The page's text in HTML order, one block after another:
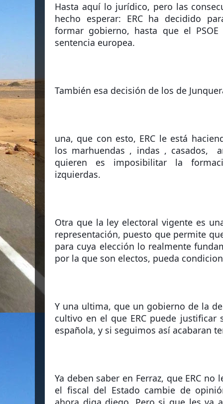
Hasta aquí lo jurídico, pero las
hecho esperar: ERC ha decidido
formar gobierno, hasta que el
sentencia europea.
También esa decisión de los de
una, que con esto, ERC le está
los marhuendas , indas , casados,
quieren es imposibilitar la
izquierdas.
Otra que la ley electoral vigente es
representación, puesto que permite
para cuya elección lo realmente
Y una ultima, que un gobierno de la
cultivo en el que ERC puede justificar
española, y si seguimos así acabaran
Ya deben saber en Ferraz, que ERC
el fiscal del Estado cambie de